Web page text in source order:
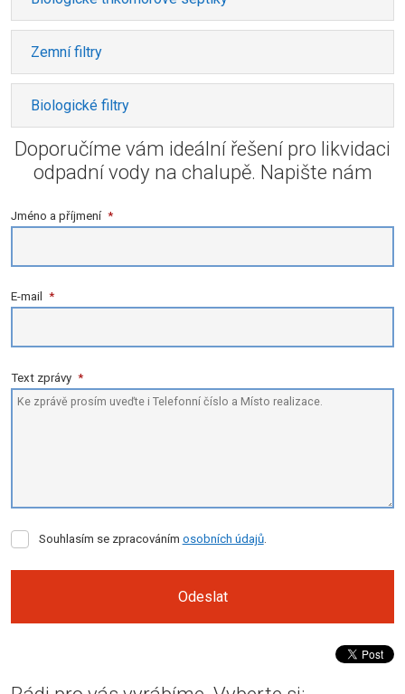
Zemní filtry
Biologické filtry
Doporučíme vám ideální řešení pro likvidaci
odpadní vody na chalupě. Napište nám
Jméno a příjmení *
E-mail *
Text zprávy *
Souhlasím
zpracováním
Souhlasím se zpracováním osobních údajů.
Odeslat